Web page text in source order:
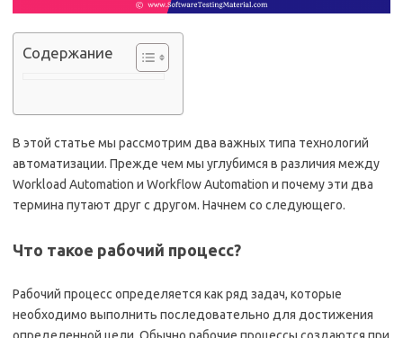
Содержание
В этой статье мы рассмотрим два важных типа технологий
автоматизации. Прежде чем мы углубимся в различия между
Workload Automation и Workflow Automation и почему эти два
термина путают друг с другом. Начнем со следующего.
Что такое рабочий процесс?
Рабочий процесс определяется как ряд задач, которые
необходимо выполнить последовательно для достижения
определенной цели. Обычно рабочие процессы создаются при